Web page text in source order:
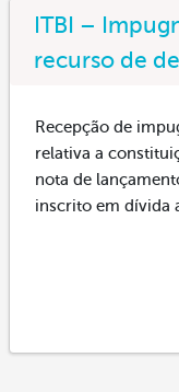
ITBI –
recurso de
Recepção de
relativa a
nota de
inscrito em dívida